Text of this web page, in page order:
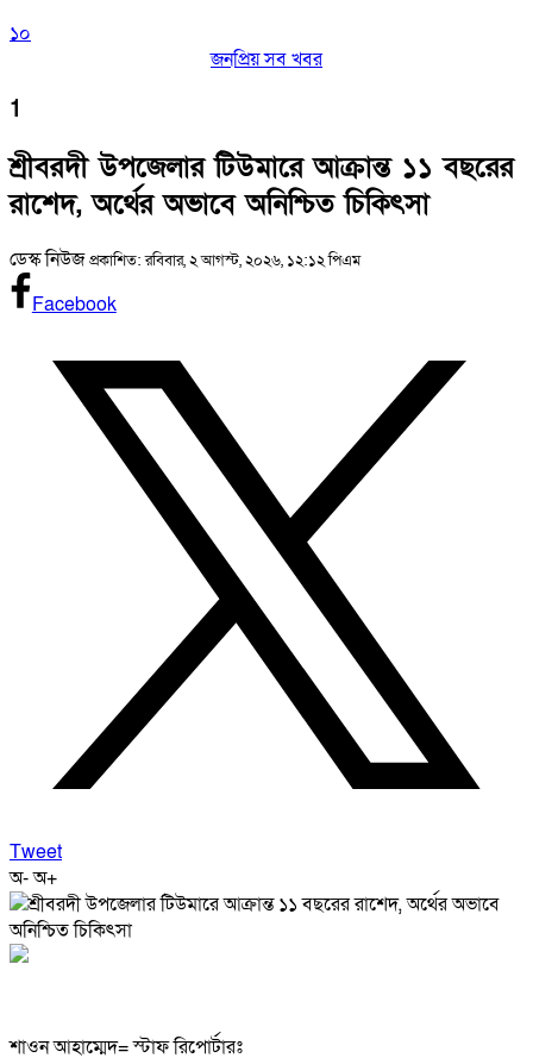
১০
জনপ্রিয় সব খবর
1
শ্রীবরদী উপজেলার টিউমারে আক্রান্ত ১১ বছরের
রাশেদ, অর্থের অভাবে অনিশ্চিত চিকিৎসা
ডেস্ক নিউজপ্রকাশিত: রবিবার, ২ আগস্ট, ২০২৬, ১২:১২ পিএম
Facebook
Tweet
অ-অ+
শাওন আহাম্মেদ= স্টাফ রিপোর্টারঃ